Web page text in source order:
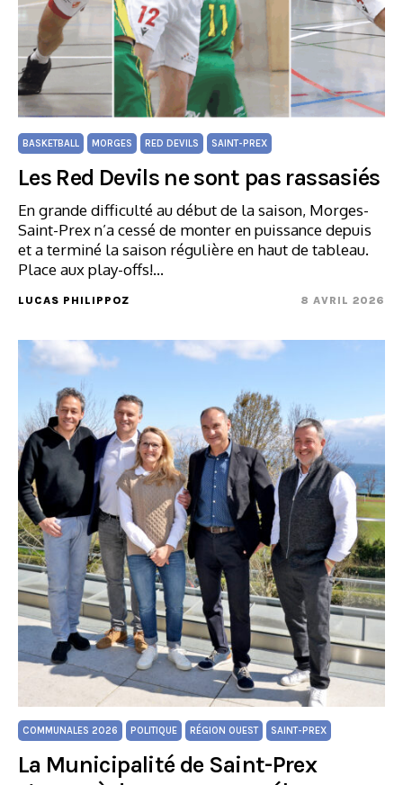
BASKETBALL MORGES RED DEVILS SAINT-PREX
Les Red Devils ne sont pas rassasiés
En grande difficulté au début de la saison, Morges-
Saint-Prex n’a cessé de monter en puissance depuis
et a terminé la saison régulière en haut de tableau.
Place aux play-offs!…
LUCAS PHILIPPOZ 8 AVRIL 2026
COMMUNALES 2026 POLITIQUE RÉGION OUEST SAINT-PREX
La Municipalité de Saint-Prex